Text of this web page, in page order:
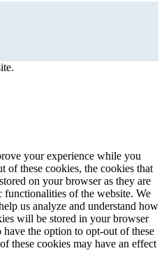
your experience while you
of these cookies, the cookies that
on your browser as they are
of the website. We
us analyze and understand how
will be stored in your browser
the option to opt-out of these
these cookies may have an effect